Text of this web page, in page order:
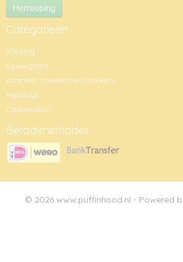
Herroeping
Categorieën
Kleding
Speelgoed
Kaarten, prenten en boeken
Holidays
Cadeaubon
Betaalmethodes
© 2026 www.puffinhood.nl - Powered